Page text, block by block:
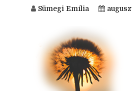
Körforgás
Sümegi Emília